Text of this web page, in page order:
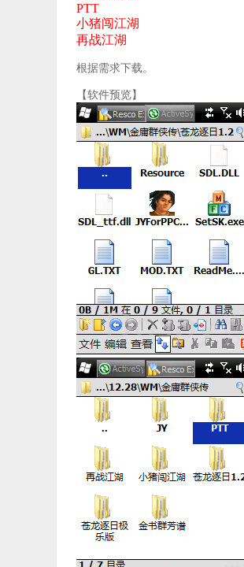
PTT
小猪闯江湖
再战江湖
根据需求下载。
【软件预览】